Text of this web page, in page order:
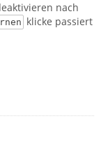
nach
klicke passiert